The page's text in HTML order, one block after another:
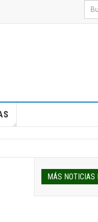
MÁS NOTICIAS